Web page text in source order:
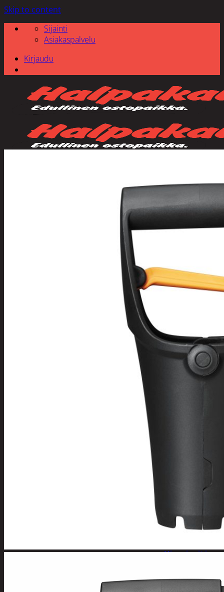
Skip to content
Sijainti
Asiakaspalvelu
Kirjaudu
Poistotuotteet
Kausituotteet
Joulu
Joulu- ja kausivalot
Eläimet ja
kuusenvalot
Joulukoristeet
Kranssit ja
asetelmat
Tontut ja
Joulutekstiilit
Paketointi
Marjastus
Päivittäistavarat
Apuvälineet
Hengityssuojaimet ja
desinfiointi
Henkilökohtainen
hygienia
Deodorantit
Hiustenhoito
Hiusharjat ja
Hiuspinnit ja
Hiusvärit